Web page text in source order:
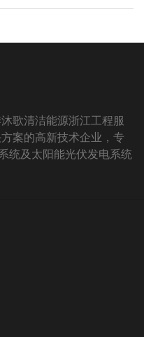
歌清洁能源浙江工程服
案的高新技术企业，专
统及太阳能光伏发电系统